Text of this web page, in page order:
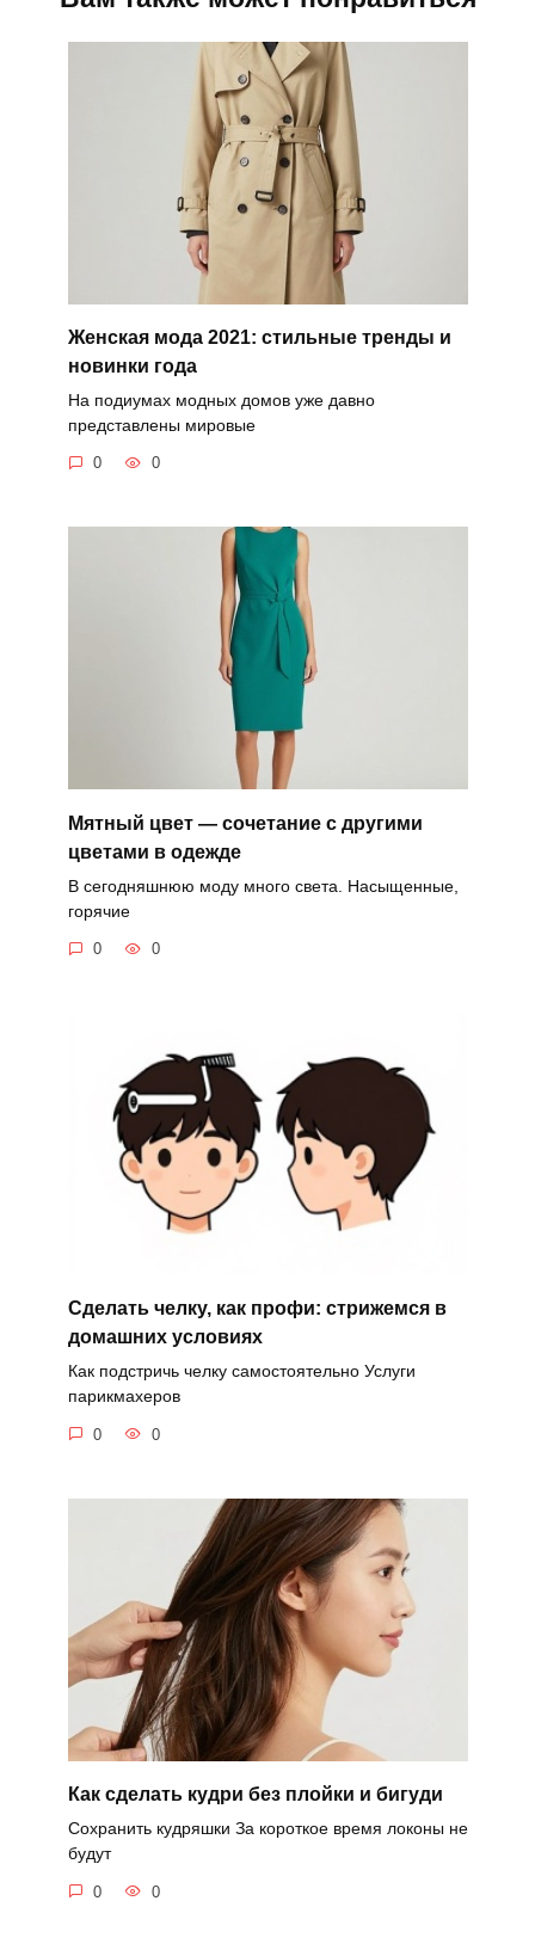
Женская мода 2021: стильные тренды и
новинки года
На подиумах модных домов уже давно
представлены мировые
0 0
Мятный цвет — сочетание с другими
цветами в одежде
В сегодняшнюю моду много света. Насыщенные,
горячие
0 0
Сделать челку, как профи: стрижемся в
домашних условиях
Как подстричь челку самостоятельно Услуги
парикмахеров
0 0
Как сделать кудри без плойки и бигуди
Сохранить кудряшки За короткое время локоны не
будут
0 0